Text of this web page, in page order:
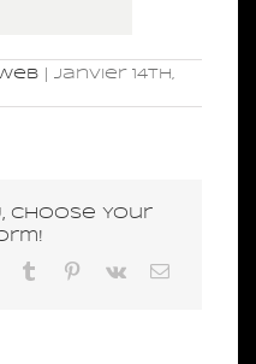
janvier 14th,
Choose Your
Tumblr Pinterest
Vk Email